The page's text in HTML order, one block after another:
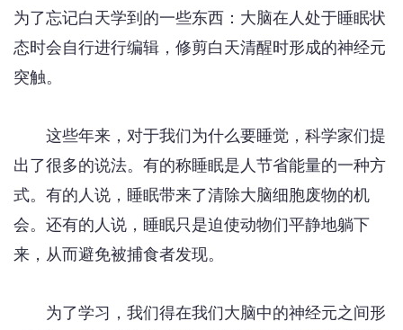
为了忘记白天学到的一些东西：大脑在人处于睡眠状
态时会自行进行编辑，修剪白天清醒时形成的神经元
突触。
这些年来，对于我们为什么要睡觉，科学家们提
出了很多的说法。有的称睡眠是人节省能量的一种方
式。有的人说，睡眠带来了清除大脑细胞废物的机
会。还有的人说，睡眠只是迫使动物们平静地躺下
来，从而避免被捕食者发现。
为了学习，我们得在我们大脑中的神经元之间形